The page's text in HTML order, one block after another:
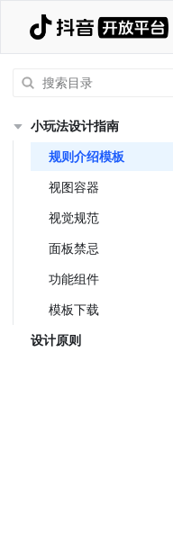
小玩法设计指南
规则介绍模板
视图容器
视觉规范
面板禁忌
功能组件
模板下载
设计原则